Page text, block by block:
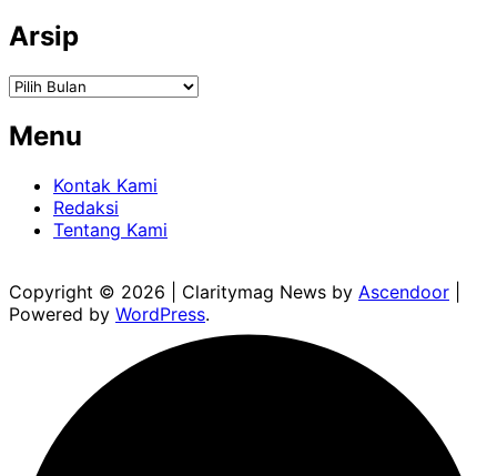
Arsip
Arsip
Menu
Kontak Kami
Redaksi
Tentang Kami
Copyright © 2026 | Claritymag News by Ascendoor
Powered by WordPress.